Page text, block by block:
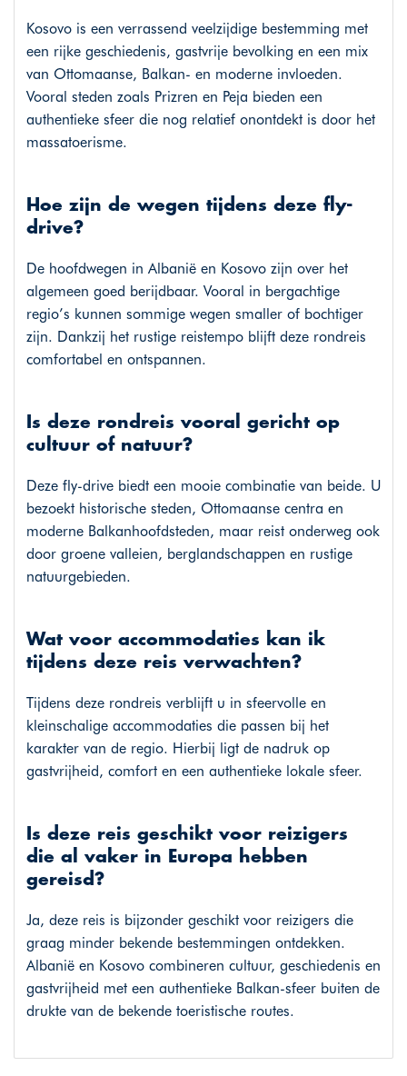
Kosovo is een verrassend veelzijdige bestemming met
een rijke geschiedenis, gastvrije bevolking en een mix
van Ottomaanse, Balkan- en moderne invloeden.
Vooral steden zoals Prizren en Peja bieden een
authentieke sfeer die nog relatief onontdekt is door het
massatoerisme.
Hoe zijn de wegen tijdens deze fly-
drive?
De hoofdwegen in Albanië en Kosovo zijn over het
algemeen goed berijdbaar. Vooral in bergachtige
regio’s kunnen sommige wegen smaller of bochtiger
zijn. Dankzij het rustige reistempo blijft deze rondreis
comfortabel en ontspannen.
Is deze rondreis vooral gericht op
cultuur of natuur?
Deze fly-drive biedt een mooie combinatie van beide. U
bezoekt historische steden, Ottomaanse centra en
moderne Balkanhoofdsteden, maar reist onderweg ook
door groene valleien, berglandschappen en rustige
natuurgebieden.
Wat voor accommodaties kan ik
tijdens deze reis verwachten?
Tijdens deze rondreis verblijft u in sfeervolle en
kleinschalige accommodaties die passen bij het
karakter van de regio. Hierbij ligt de nadruk op
gastvrijheid, comfort en een authentieke lokale sfeer.
Is deze reis geschikt voor reizigers
die al vaker in Europa hebben
gereisd?
Ja, deze reis is bijzonder geschikt voor reizigers die
graag minder bekende bestemmingen ontdekken.
Albanië en Kosovo combineren cultuur, geschiedenis en
gastvrijheid met een authentieke Balkan-sfeer buiten de
drukte van de bekende toeristische routes.